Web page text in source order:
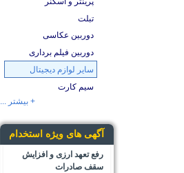
تبلت
دوربین عکاسی
دوربین فیلم برداری
سایر لوازم دیجیتال
سیم کارت
+ بیشتر ...
آگهی های ویژه استخدام
رفع تعهد ارزی و افزایش
سقف صادرات